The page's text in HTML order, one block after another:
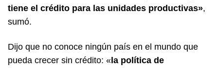
tiene el crédito para las unidades productivas»,
sumó.
Dijo que no conoce ningún país en el mundo que
pueda crecer sin crédito: «la política de